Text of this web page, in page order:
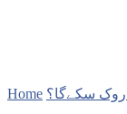
Home روک سکےگا؟